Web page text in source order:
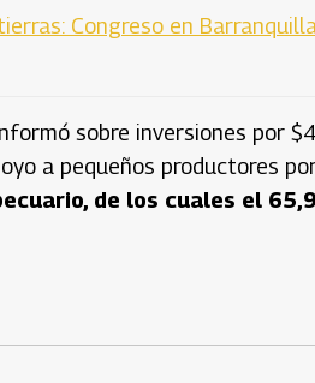
Congreso en
sobre inversiones por
a pequeños productores
de los cuales el